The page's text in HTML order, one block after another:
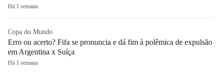
Há 1 semana
Copa do Mundo
Erro ou acerto? Fifa se pronuncia e dá fim à polêmica de expulsão
em Argentina x Suíça
Há 1 semana